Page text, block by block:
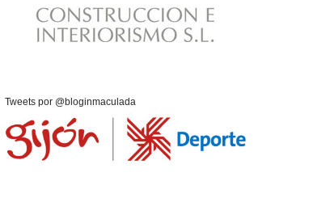
Tweets por @bloginmaculada